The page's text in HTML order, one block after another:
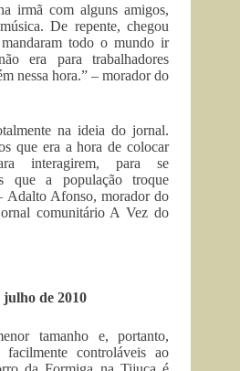
irmã com alguns amigos,
De repente, chegou
todo o mundo ir
era para trabalhadores
nessa hora.” – morador do
na ideia do jornal.
que era a hora de colocar
interagirem, para se
que a população troque
Adalto Afonso, morador do
comunitário A Vez do
julho de 2010
tamanho e, portanto,
facilmente controláveis ao